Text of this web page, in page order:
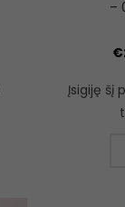
–
€
Įsigiję šį